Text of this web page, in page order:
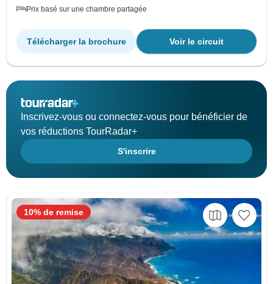
Prix basé sur une chambre partagée
Voir le circuit
Télécharger la brochure
Inscrivez-vous ou connectez-vous pour bénéficier de
vos réductions TourRadar+
S'inscrire
10% de remise